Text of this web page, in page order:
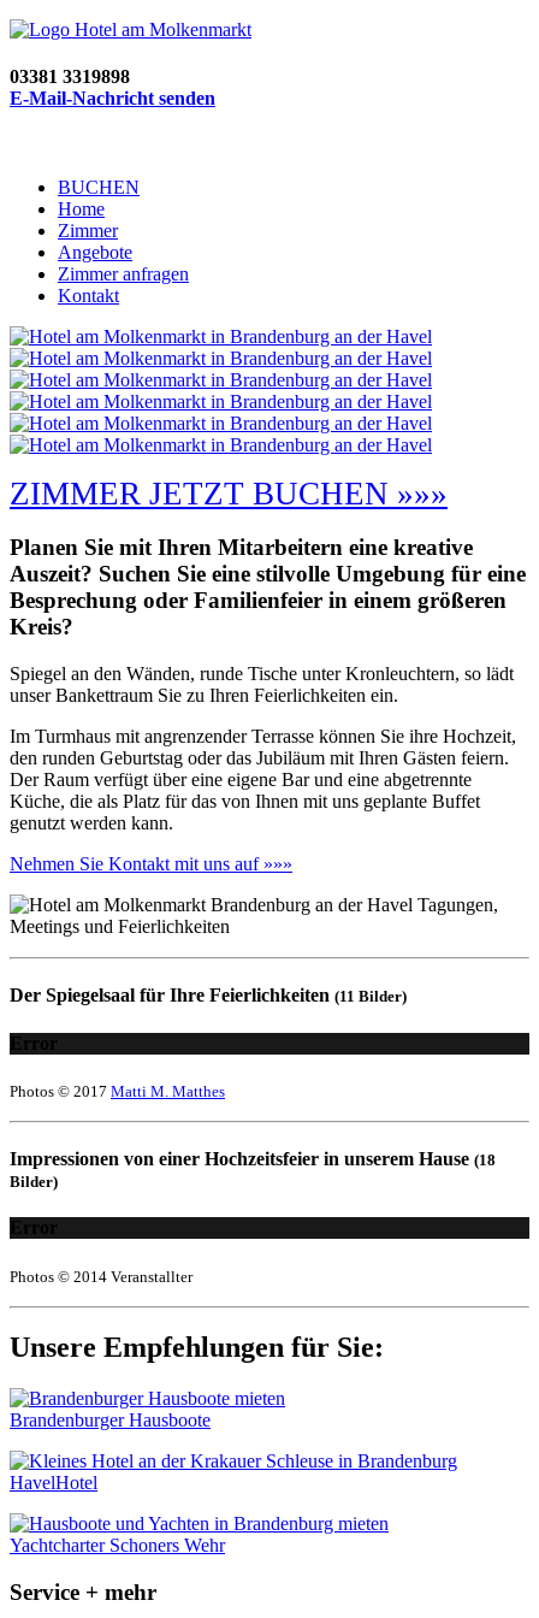
03381 3319898
E-Mail-Nachricht senden
BUCHEN
Home
Zimmer
Angebote
Zimmer anfragen
Kontakt
ZIMMER JETZT BUCHEN »»»
Planen Sie mit Ihren Mitarbeitern eine kreative
Auszeit? Suchen Sie eine stilvolle Umgebung für eine
Besprechung oder Familienfeier in einem größeren
Kreis?
Spiegel an den Wänden, runde Tische unter Kronleuchtern, so lädt
unser Bankettraum Sie zu Ihren Feierlichkeiten ein.
Im Turmhaus mit angrenzender Terrasse können Sie ihre Hochzeit,
den runden Geburtstag oder das Jubiläum mit Ihren Gästen feiern.
Der Raum verfügt über eine eigene Bar und eine abgetrennte
Küche, die als Platz für das von Ihnen mit uns geplante Buffet
genutzt werden kann.
Nehmen Sie Kontakt mit uns auf »»»
Der Spiegelsaal für Ihre Feierlichkeiten (11 Bilder)
Error
Photos © 2017 Matti M. Matthes
Impressionen von einer Hochzeitsfeier in unserem Hause (18
Bilder)
Error
Photos © 2014 Veranstallter
Unsere Empfehlungen für Sie:
Brandenburger Hausboote
HavelHotel
Yachtcharter Schoners Wehr
Service + mehr